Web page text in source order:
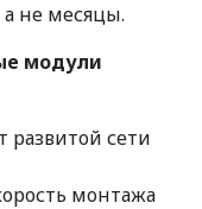
не месяцы.
модули
развитой сети
монтажа